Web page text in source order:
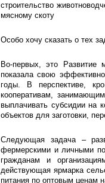
строительство
мясному скоту
Особо хочу сказать о тех
Во-первых, это Развитие
показала свою
годы. В перспективе,
кооперативам,
выплачивать субсидии на
объектов для заготовки,
Следующая задача –
фермерскими и личными
гражданам и
действующая ярмарка
питания по оптовым ценам